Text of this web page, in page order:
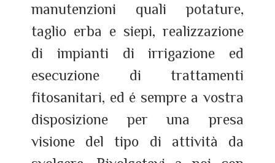
manutenzioni quali potature,
taglio erba e siepi, realizzazione
di impianti di irrigazione ed
esecuzione di trattamenti
fitosanitari, ed é sempre a vostra
disposizione per una presa
visione del tipo di attività da